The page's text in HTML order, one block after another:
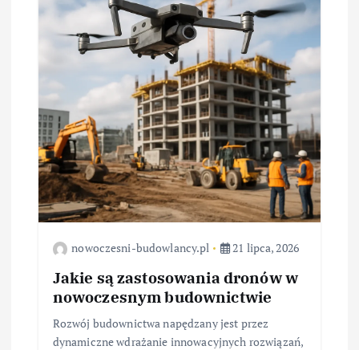
nowoczesni-budowlancy.pl 21 lipca, 2026
Jakie są zastosowania dronów w
nowoczesnym budownictwie
Rozwój budownictwa napędzany jest przez
dynamiczne wdrażanie innowacyjnych rozwiązań,